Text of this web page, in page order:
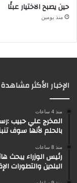
حين يصبح الاختيار عبئًا
منذ يومين
الإخبار الأكثر مشاهدة
منذ 4 ساعات
المخرج علي حبيب
بالحلم لأنها سوف
منذ 8 ساعات
رئيس الوزراء يبحث
البلدين والتطورات